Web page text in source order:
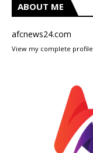
ABOUT ME
afcnews24.com
View my complete profile